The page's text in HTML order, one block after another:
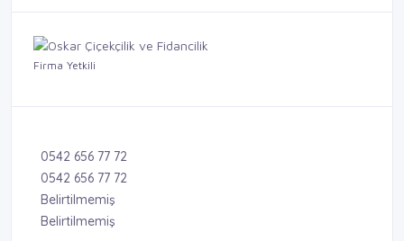
Firma Yetkili
0542 656 77 72
0542 656 77 72
Belirtilmemiş
Belirtilmemiş